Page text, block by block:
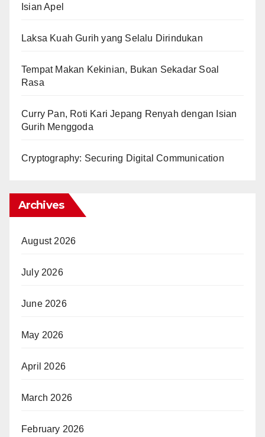
Isian Apel
Laksa Kuah Gurih yang Selalu Dirindukan
Tempat Makan Kekinian, Bukan Sekadar Soal
Rasa
Curry Pan, Roti Kari Jepang Renyah dengan Isian
Gurih Menggoda
Cryptography: Securing Digital Communication
Archives
August 2026
July 2026
June 2026
May 2026
April 2026
March 2026
February 2026